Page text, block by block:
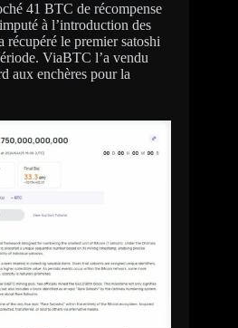
41 BTC de récompense
à l’introduction des
le premier satoshi
ViaBTC l’a vendu
aux enchères pour la